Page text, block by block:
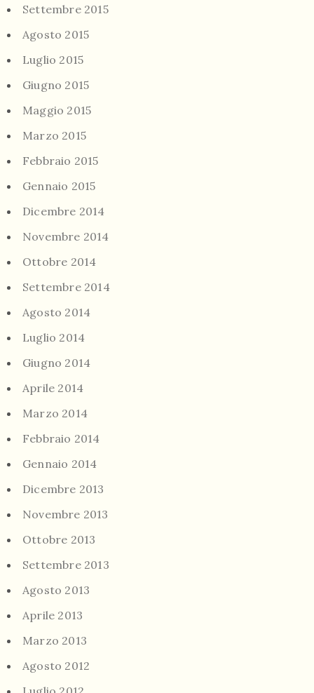
Settembre 2015
Agosto 2015
Luglio 2015
Giugno 2015
Maggio 2015
Marzo 2015
Febbraio 2015
Gennaio 2015
Dicembre 2014
Novembre 2014
Ottobre 2014
Settembre 2014
Agosto 2014
Luglio 2014
Giugno 2014
Aprile 2014
Marzo 2014
Febbraio 2014
Gennaio 2014
Dicembre 2013
Novembre 2013
Ottobre 2013
Settembre 2013
Agosto 2013
Aprile 2013
Marzo 2013
Agosto 2012